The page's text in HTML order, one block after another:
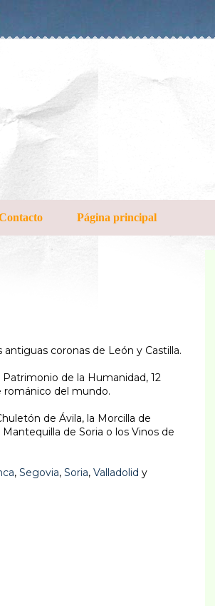
Página principal
coronas de León y Castilla.
de la Humanidad, 12
románico del mundo.
de Ávila, la Morcilla de
de Soria o los Vinos de
, Segovia, Soria, Valladolid y